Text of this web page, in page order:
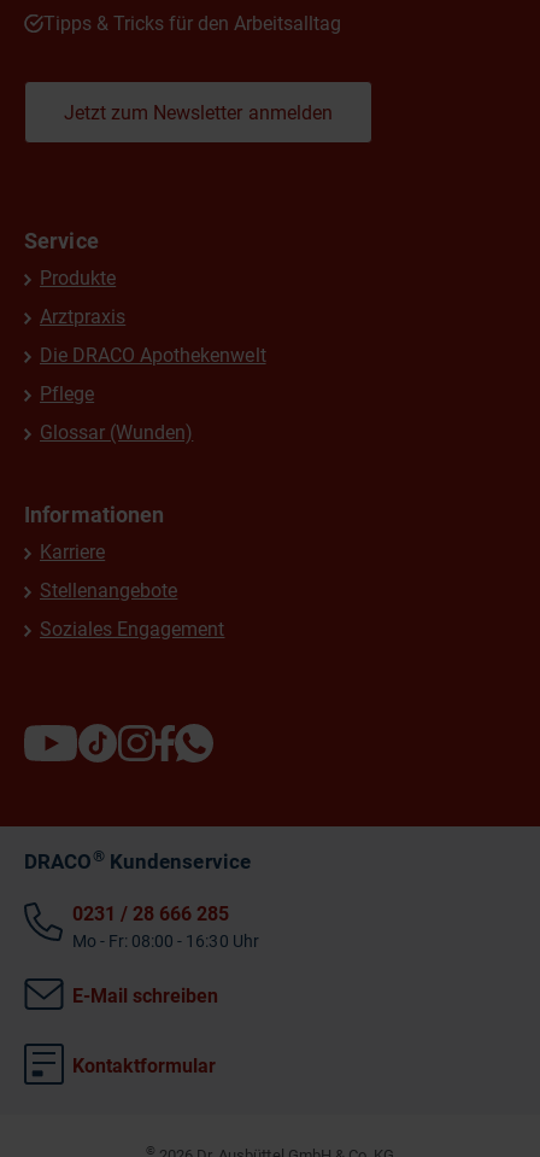
Tipps & Tricks für den Arbeitsalltag
Jetzt zum Newsletter anmelden
Service
Produkte
Arztpraxis
Die DRACO Apothekenwelt
Pflege
Glossar (Wunden)
Informationen
Karriere
Stellenangebote
Soziales Engagement
DRACO®Kundenservice
0231 / 28 666 285
Mo - Fr: 08:00 - 16:30 Uhr
E-Mail schreiben
Kontaktformular
©